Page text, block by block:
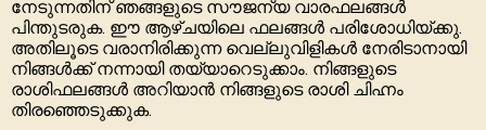
നേടുന്നതിന് ഞങ്ങളുടെ സൗജന്യ വാരഫലങ്ങൾ
പിന്തുടരുക. ഈ ആഴ്‌ചയിലെ ഫലങ്ങൾ പരിശോധിയ്ക്കു.
അതിലൂടെ വരാനിരിക്കുന്ന വെല്ലുവിളികൾ നേരിടാനായി
നിങ്ങൾക്ക് നന്നായി തയ്യാറെടുക്കാം. നിങ്ങളുടെ
രാശിഫലങ്ങൾ അറിയാൻ നിങ്ങളുടെ രാശി ചിഹ്നം
തിരഞ്ഞെടുക്കുക.